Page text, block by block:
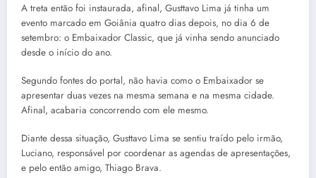
A treta então foi instaurada, afinal, Gusttavo Lima já tinha um
evento marcado em Goiânia quatro dias depois, no dia 6 de
setembro: o Embaixador Classic, que já vinha sendo anunciado
desde o início do ano.
Segundo fontes do portal, não havia como o Embaixador se
apresentar duas vezes na mesma semana e na mesma cidade.
Afinal, acabaria concorrendo com ele mesmo.
Diante dessa situação, Gusttavo Lima se sentiu traído pelo irmão,
Luciano, responsável por coordenar as agendas de apresentações,
e pelo então amigo, Thiago Brava.